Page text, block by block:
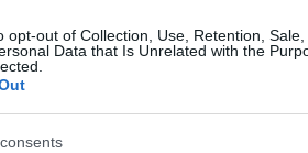
opt-out of Collection, Use, Retention,
Data that Is Unrelated with the
büszke vagyok, az az, hogy már nem
bánjanak velem. Ha valaki nem
sarkon fordulok. Mindenáron nem
így már azt is nagy dolognak tartja,